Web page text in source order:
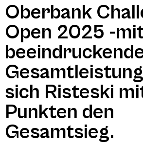
Oberbank
Open 2025 -
sich Risteski
Punkten den
Gesamtsieg.